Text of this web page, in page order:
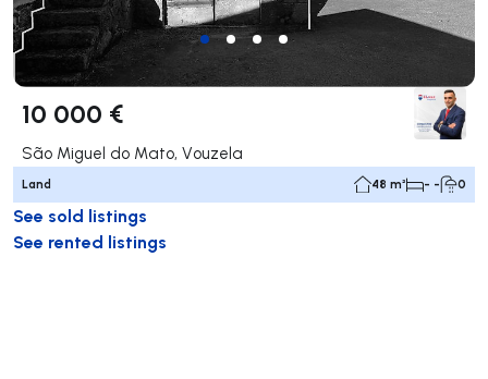
10 000 €
São Miguel do Mato, Vouzela
Land 48 m² - - 0
See sold listings
See rented listings